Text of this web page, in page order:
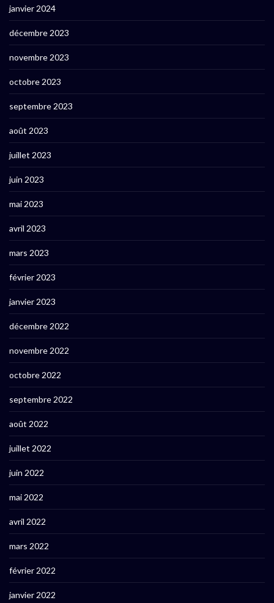
janvier 2024
décembre 2023
novembre 2023
octobre 2023
septembre 2023
août 2023
juillet 2023
juin 2023
mai 2023
avril 2023
mars 2023
février 2023
janvier 2023
décembre 2022
novembre 2022
octobre 2022
septembre 2022
août 2022
juillet 2022
juin 2022
mai 2022
avril 2022
mars 2022
février 2022
janvier 2022